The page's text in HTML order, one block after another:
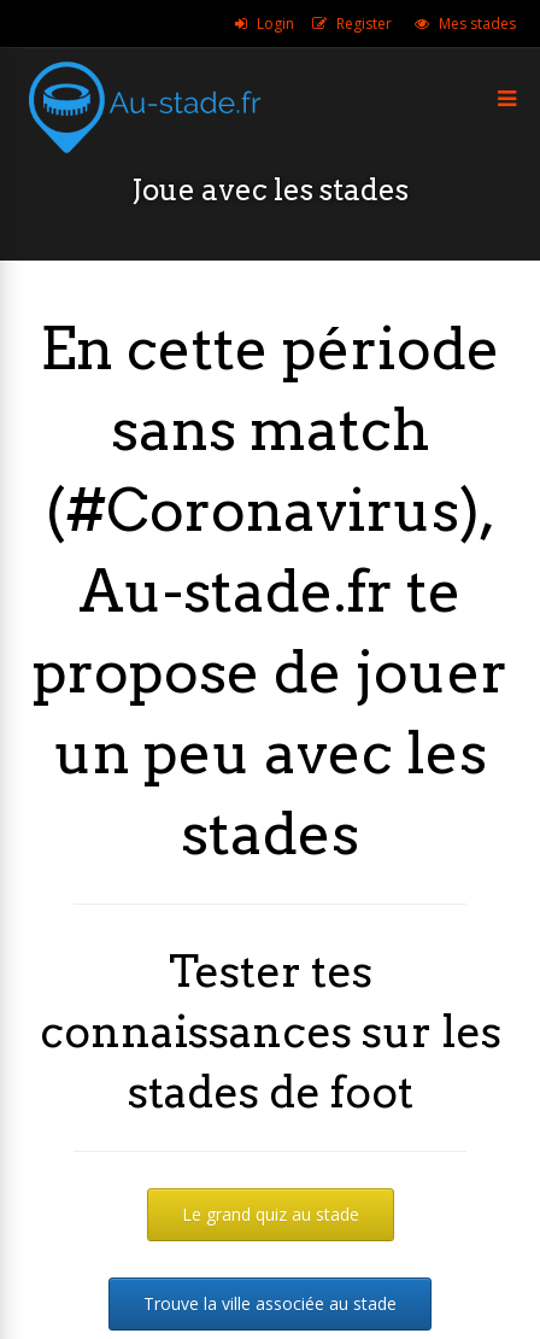
Login Register Mes stades
Joue avec les stades
En cette période
sans match
(#Coronavirus),
Au-stade.fr te
propose de jouer
un peu avec les
stades
Tester tes
connaissances sur les
stades de foot
Le grand quiz au stade
Trouve la ville associée au stade